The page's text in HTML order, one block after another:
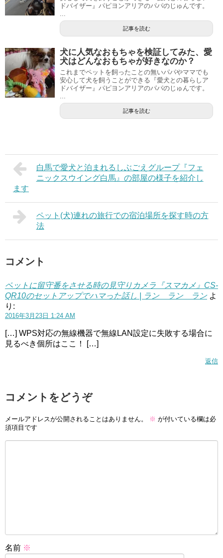
ドバイザー』パピヨンアリアのパパのじゅんです。
記事を読む
犬に人気なおもちゃを検証してみた、愛
犬はどんなおもちゃが好きなのか？
これまでペットを飼ったことの無いパパやママでも
安心して犬を飼うことができる『愛犬との暮らしア
ドバイザー』パピヨンアリアのパパのじゅんです。
記事を読む
白馬で愛犬と泊まれるしぶごえグループ『フェ
ニックスウイング白馬』の部屋の様子を紹介し
ます
ペット(犬)連れの旅行での宿泊場所を探す時の方
法
コメント
ペットに留守番をさせる時の見守りカメラ『スマカメ』CS-
QR10のセットアップでハマった話し | ラン ラン ラン よ
り:
2016年3月23日 1:24 AM
[…] WPS対応の無線機器で無線LAN設定に失敗する場合に
見るべき個所はここ！ […]
返信
コメントをどうぞ
メールアドレスが公開されることはありません。 ※ が付いている欄は必
須項目です
名前 ※